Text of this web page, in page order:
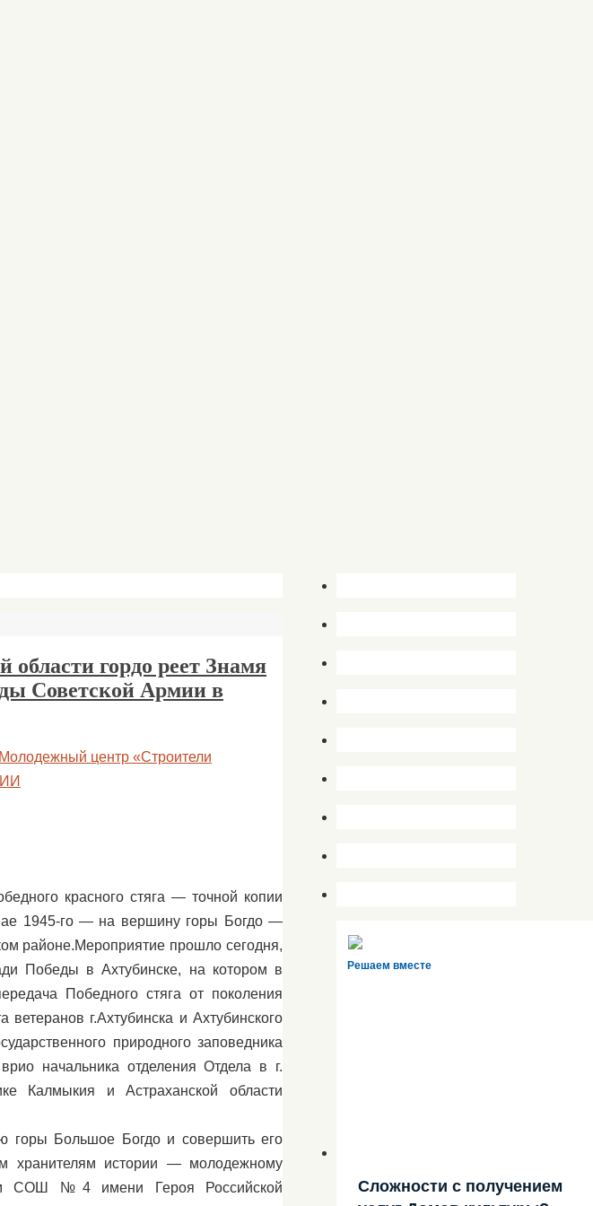
гордо реет Знамя
Советской Армии в
Молодежный центр «Строители
красного стяга — точной копии
1945-го — на вершину горы Богдо —
районе.Мероприятие прошло сегодня,
Победы в Ахтубинске, на котором в
Победного стяга от поколения
г.Ахтубинска и Ахтубинского
природного заповедника
начальника отделения Отдела в г.
Калмыкия и Астраханской области
горы Большое Богдо и совершить его
хранителям истории — молодежному
СОШ №4 имени Героя Российской
Решаем вместе
Сложности с получением